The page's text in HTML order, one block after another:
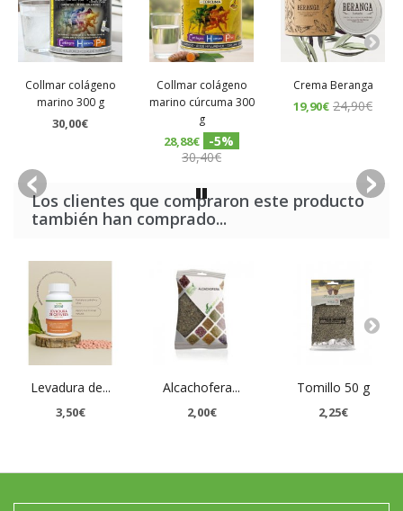
Collmar colágeno
marino 300 g
30,00€
Collmar colágeno
marino cúrcuma 300
g
28,88€
-5%
30,40€
Crema Beranga
19,90€ 24,90€
Los clientes que compraron este producto
también han comprado...
Levadura de...
3,50€
Alcachofera...
2,00€
Tomillo 50 g
2,25€